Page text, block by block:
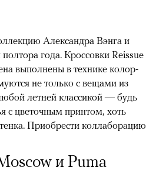
Александра Вэнга и
года. Кроссовки Reissue
выполнены в технике колор-
не только с вещами из
летней классикой — будь
с цветочным принтом, хоть
Приобрести коллаборацию
и Puma